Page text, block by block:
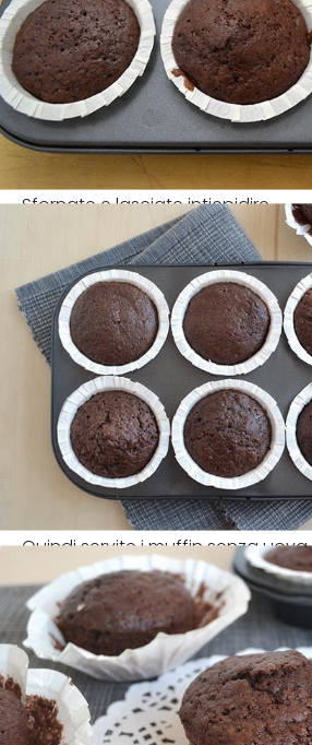
Sfornate e lasciate intiepidire.
Quindi servite i muffin senza uova.